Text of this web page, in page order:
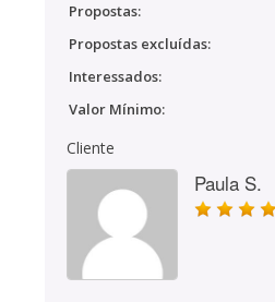
Propostas:
Propostas excluídas:
Interessados:
Valor Mínimo:
Cliente
Paula S.